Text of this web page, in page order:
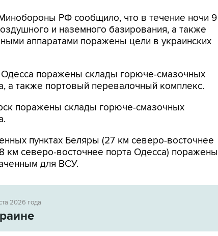
Минобороны РФ сообщило, что в течение ночи 9
и наземного базирования, а также
аппаратами поражены цели в украинских
Одесса поражены склады горюче-смазочных
а также портовый перевалочный комплекс.
поражены склады горюче-смазочных
пунктах Беляры (27 км северо-восточнее
северо-восточнее порта Одесса) поражены
для ВСУ.
2026 года